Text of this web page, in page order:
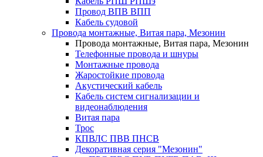
Провод ВПВ ВПП
Кабель судовой
Провода монтажные, Витая пара, Мезонин
Провода монтажные, Витая пара, Мезонин
Телефонные провода и шнуры
Монтажные провода
Жаростойкие провода
Акустический кабель
Кабель систем сигнализации и
видеонаблюдения
Витая пара
Трос
КПВЛС ПВВ ПНСВ
Декоративная серия "Мезонин"